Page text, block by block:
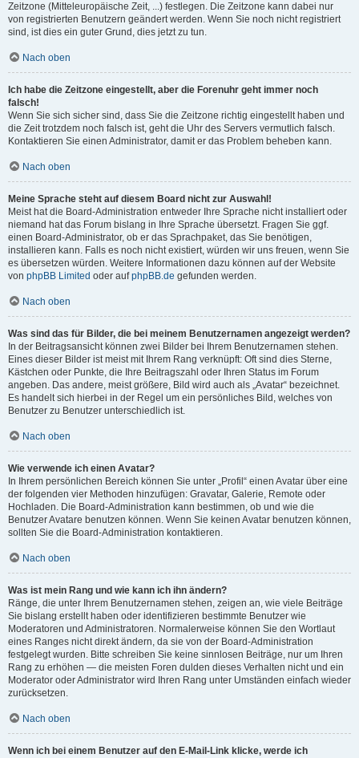
Zeitzone (Mitteleuropäische Zeit, ...) festlegen. Die Zeitzone kann dabei nur
von registrierten Benutzern geändert werden. Wenn Sie noch nicht registriert
sind, ist dies ein guter Grund, dies jetzt zu tun.
Nach oben
Ich habe die Zeitzone eingestellt, aber die Forenuhr geht immer noch
falsch!
Wenn Sie sich sicher sind, dass Sie die Zeitzone richtig eingestellt haben und
die Zeit trotzdem noch falsch ist, geht die Uhr des Servers vermutlich falsch.
Kontaktieren Sie einen Administrator, damit er das Problem beheben kann.
Nach oben
Meine Sprache steht auf diesem Board nicht zur Auswahl!
Meist hat die Board-Administration entweder Ihre Sprache nicht installiert oder
niemand hat das Forum bislang in Ihre Sprache übersetzt. Fragen Sie ggf.
einen Board-Administrator, ob er das Sprachpaket, das Sie benötigen,
installieren kann. Falls es noch nicht existiert, würden wir uns freuen, wenn Sie
es übersetzen würden. Weitere Informationen dazu können auf der Website
von phpBB Limited oder aufphpBB.de gefunden werden.
Nach oben
Was sind das für Bilder, die bei meinem Benutzernamen angezeigt werden?
In der Beitragsansicht können zwei Bilder bei Ihrem Benutzernamen stehen.
Eines dieser Bilder ist meist mit Ihrem Rang verknüpft: Oft sind dies Sterne,
Kästchen oder Punkte, die Ihre Beitragszahl oder Ihren Status im Forum
angeben. Das andere, meist größere, Bild wird auch als „Avatar“ bezeichnet.
Es handelt sich hierbei in der Regel um ein persönliches Bild, welches von
Benutzer zu Benutzer unterschiedlich ist.
Nach oben
Wie verwende ich einen Avatar?
In Ihrem persönlichen Bereich können Sie unter „Profil“ einen Avatar über eine
der folgenden vier Methoden hinzufügen: Gravatar, Galerie, Remote oder
Hochladen. Die Board-Administration kann bestimmen, ob und wie die
Benutzer Avatare benutzen können. Wenn Sie keinen Avatar benutzen können,
sollten Sie die Board-Administration kontaktieren.
Nach oben
Was ist mein Rang und wie kann ich ihn ändern?
Ränge, die unter Ihrem Benutzernamen stehen, zeigen an, wie viele Beiträge
Sie bislang erstellt haben oder identifizieren bestimmte Benutzer wie
Moderatoren und Administratoren. Normalerweise können Sie den Wortlaut
eines Ranges nicht direkt ändern, da sie von der Board-Administration
festgelegt wurden. Bitte schreiben Sie keine sinnlosen Beiträge, nur um Ihren
Rang zu erhöhen — die meisten Foren dulden dieses Verhalten nicht und ein
Moderator oder Administrator wird Ihren Rang unter Umständen einfach wieder
zurücksetzen.
Nach oben
Wenn ich bei einem Benutzer auf den E-Mail-Link klicke, werde ich